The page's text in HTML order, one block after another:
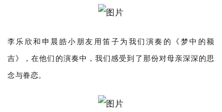
李乐欣和申晨皓小朋友用笛子为我们演奏的《梦中的额
吉》，在他们的演奏中，我们感受到了那份对母亲深深的思
念与眷恋。